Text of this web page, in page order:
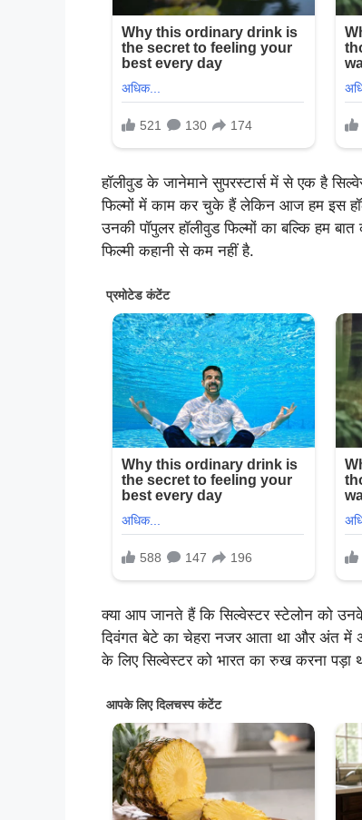
हॉलीवुड के जानेमाने सुपरस्टार्स में से एक है
फिल्मों में काम कर चुके हैं लेकिन आज हम इस
उनकी पॉपुलर हॉलीवुड फिल्मों का बल्कि हम
फिल्मी कहानी से कम नहीं है.
क्या आप जानते हैं कि सिल्वेस्टर स्टेलोन को
दिवंगत बेटे का चेहरा नजर आता था और अंत में
के लिए सिल्वेस्टर को भारत का रुख करना पड़ा